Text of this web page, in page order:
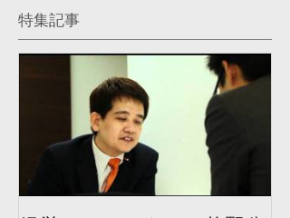
特集記事